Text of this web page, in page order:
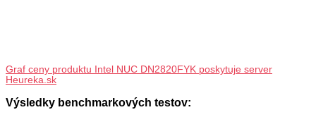
Graf ceny produktu Intel NUC DN2820FYK poskytuje server
Heureka.sk
Výsledky benchmarkových testov: